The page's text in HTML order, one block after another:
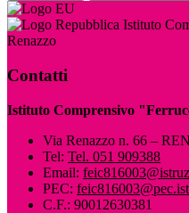
Istituto
Renazzo
Contatti
Istituto Comprensivo
Via Renazzo n. 66 –
Tel: Tel. 051 909388
Email:
PEC:
C.F.: 90012630381